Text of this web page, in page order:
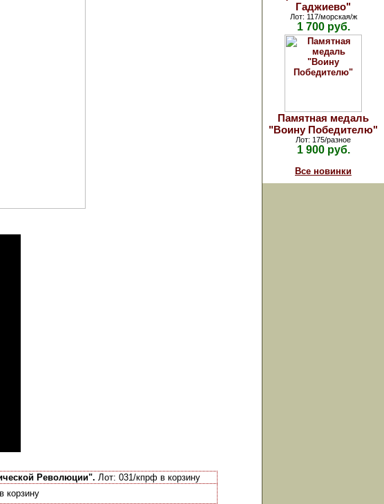
Революции". Лот: 031/кпрф в корзину
Гаджиево"
Лот: 117/морская/ж
1 700 руб.
Памятная медаль
"Воину Победителю"
Лот: 175/разное
1 900 руб.
Все новинки